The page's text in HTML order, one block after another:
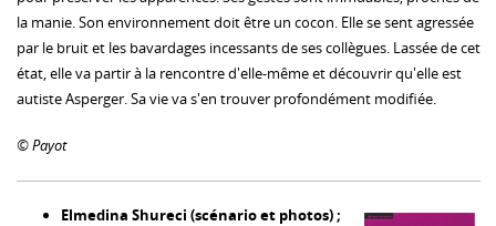
la manie. Son environnement doit être un cocon. Elle se sent agressée
par le bruit et les bavardages incessants de ses collègues. Lassée de cet
état, elle va partir à la rencontre d'elle-même et découvrir qu'elle est
autiste Asperger. Sa vie va s'en trouver profondément modifiée.
© Payot
Elmedina Shureci (scénario et photos) ;